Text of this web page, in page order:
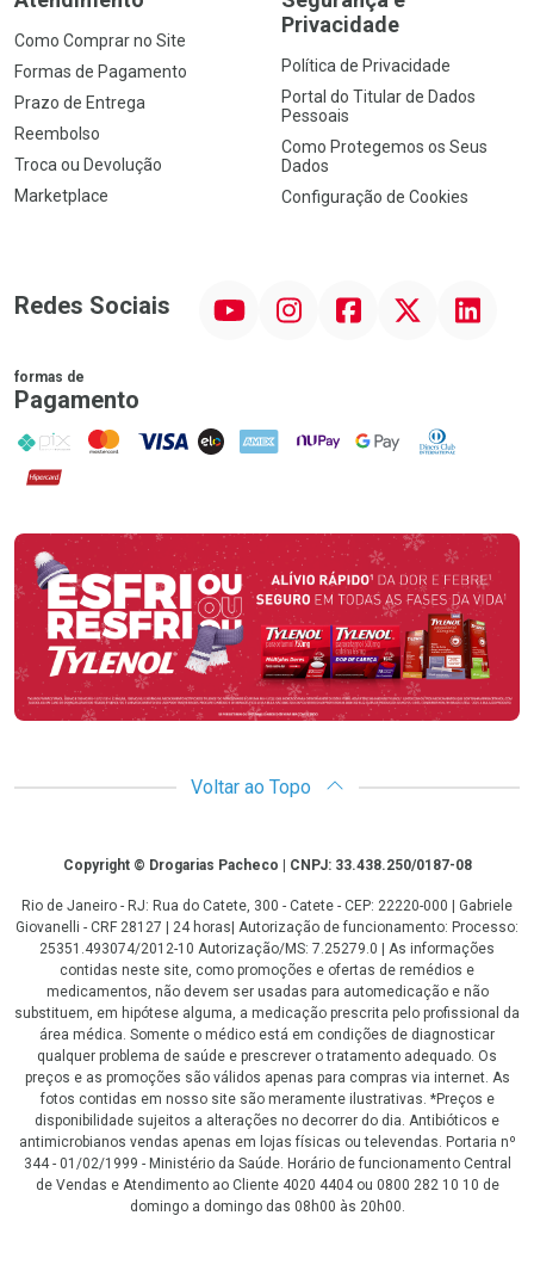
Como Comprar no Site
Formas de Pagamento
Prazo de Entrega
Reembolso
Troca ou Devolução
Marketplace
Privacidade
Política de Privacidade
Portal do Titular de Dados
Pessoais
Como Protegemos os Seus
Dados
Configuração de Cookies
Redes Sociais InstagramFacebook Linkedin
formas de
Pagamento
PIX MasterCard
VISA ELO AMEX NuPay Google PayDiners Club
Hipercard
Promoção em Destaque
Voltar ao Topo
CopyrightCopyright © Drogarias Pacheco | CNPJ: 33.438.250/0187-08
Rio de Janeiro - RJ: Rua do Catete, 300 - Catete - CEP: 22220-000 | Gabriele
Giovanelli - CRF 28127 | 24 horas| Autorização de funcionamento: Processo:
25351.493074/2012-10 Autorização/MS: 7.25279.0 | As informações
contidas neste site, como promoções e ofertas de remédios e
medicamentos, não devem ser usadas para automedicação e não
substituem, em hipótese alguma, a medicação prescrita pelo profissional da
área médica. Somente o médico está em condições de diagnosticar
qualquer problema de saúde e prescrever o tratamento adequado. Os
preços e as promoções são válidos apenas para compras via internet. As
fotos contidas em nosso site são meramente ilustrativas. *Preços e
disponibilidade sujeitos a alterações no decorrer do dia. Antibióticos e
antimicrobianos vendas apenas em lojas físicas ou televendas. Portaria nº
344 - 01/02/1999 - Ministério da Saúde. Horário de funcionamento Central
de Vendas e Atendimento ao Cliente 4020 4404 ou 0800 282 10 10 de
domingo a domingo das 08h00 às 20h00.